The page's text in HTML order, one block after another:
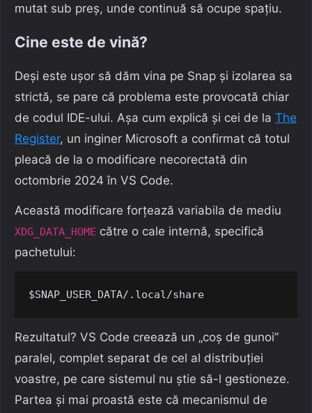
mutat sub preș, unde continuă să ocupe spațiu.
Cine este de vină?
Deși este ușor să dăm vina pe Snap și izolarea sa
strictă, se pare că problema este provocată chiar
de codul IDE-ului. Așa cum explică și cei de la The
Register, un inginer Microsoft a confirmat că totul
pleacă de la o modificare necorectată din
octombrie 2024 în VS Code.
Această modificare forțează variabila de mediu
XDG_DATA_HOME către o cale internă, specifică
pachetului:
Rezultatul? VS Code creează un „coș de gunoi”
paralel, complet separat de cel al distribuției
voastre, pe care sistemul nu știe să-l gestioneze.
Partea și mai proastă este că mecanismul de